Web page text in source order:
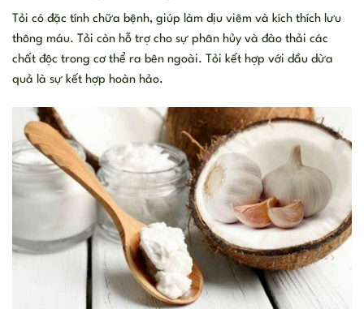
Tỏi có đặc tính chữa bệnh, giúp làm dịu viêm và kích thích lưu
thông máu. Tỏi còn hỗ trợ cho sự phân hủy và đào thải các
chất độc trong cơ thể ra bên ngoài. Tỏi kết hợp với dầu dừa
quả là sự kết hợp hoàn hảo.